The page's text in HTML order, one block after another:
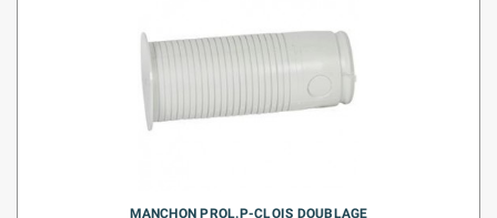
MANCHON PROL.P-CLOIS DOUBLAGE